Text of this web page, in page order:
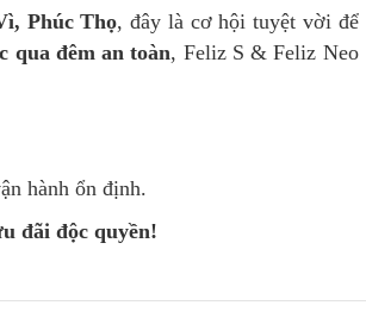
Phúc Thọ, đây là cơ hội tuyệt vời để
qua đêm an toàn, Feliz S & Feliz Neo
hành ổn định.
đãi độc quyền!